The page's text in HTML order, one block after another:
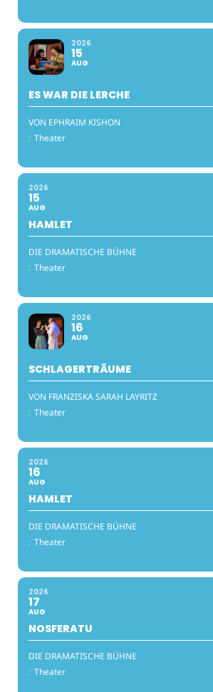
2026
15
AUG
ES WAR DIE LERCHE
VON EPHRAIM KISHON
: Theater
2026
15
AUG
HAMLET
DIE DRAMATISCHE BÜHNE
: Theater
2026
16
AUG
SCHLAGERTRÄUME
VON FRANZISKA SARAH LAYRITZ
: Theater
2026
16
AUG
HAMLET
DIE DRAMATISCHE BÜHNE
: Theater
2026
17
AUG
NOSFERATU
DIE DRAMATISCHE BÜHNE
: Theater